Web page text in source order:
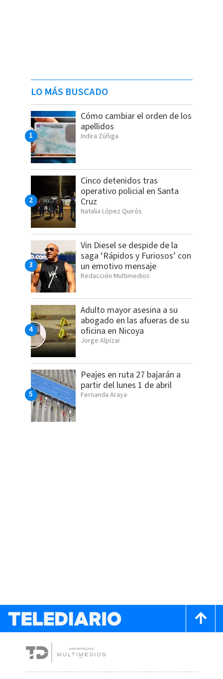
LO MÁS BUSCADO
Cómo cambiar el orden de los
apellidos
Indira Zúñiga
Cinco detenidos tras
operativo policial en Santa
Cruz
Natalia López Quirós
Vin Diesel se despide de la
saga ‘Rápidos y Furiosos’ con
un emotivo mensaje
Redacción Multimedios
Adulto mayor asesina a su
abogado en las afueras de su
oficina en Nicoya
Jorge Alpízar
Peajes en ruta 27 bajarán a
partir del lunes 1 de abril
Fernanda Araya